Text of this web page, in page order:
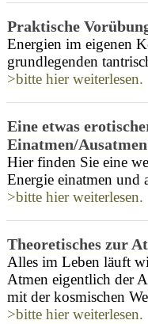
Praktische
Energien im eigenen
grundlegenden
>bitte hier weiterlesen.
Eine etwas
Einatmen/
Hier finden Sie eine
Energie einatmen und
>bitte hier weiterlesen.
Theoretisches zur
Alles im Leben läuft
Atmen eigentlich der
mit der kosmischen
>bitte hier weiterlesen.